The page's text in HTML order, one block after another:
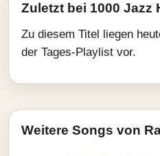
Zuletzt bei 1000 Jazz
Zu diesem Titel liegen
der Tages-Playlist vor.
Weitere Songs von